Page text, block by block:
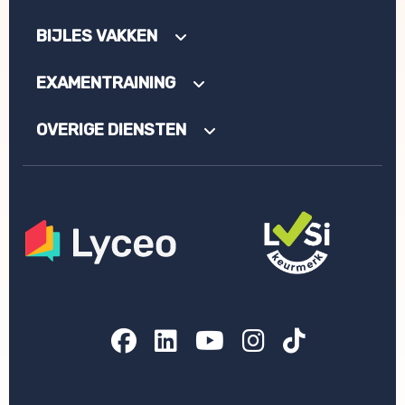
BIJLES VAKKEN
EXAMENTRAINING
OVERIGE DIENSTEN
Facebook
LinkedIn
YouTube
Instagram
TikTok